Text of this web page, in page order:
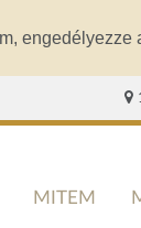
MITEM